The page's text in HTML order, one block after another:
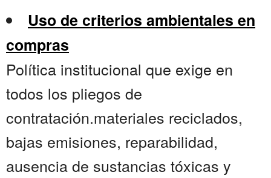
Uso de criterios ambientales en
compras
Política institucional que exige en
todos los pliegos de
contratación.materiales reciclados,
bajas emisiones, reparabilidad,
ausencia de sustancias tóxicas y